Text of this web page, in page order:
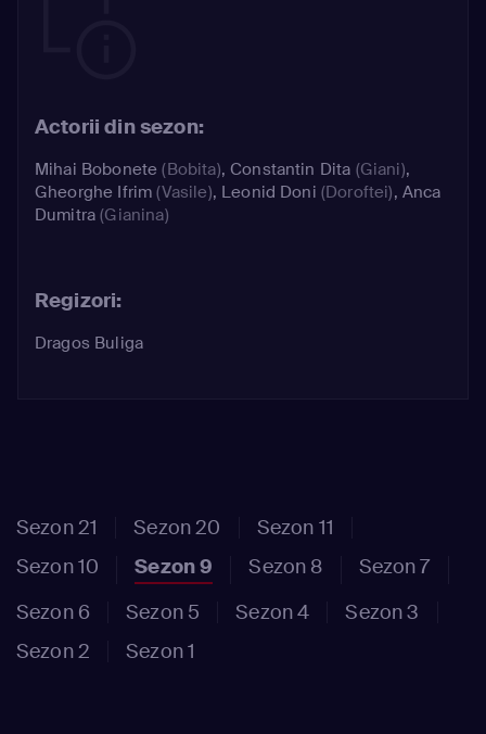
Actorii din sezon:
Mihai Bobonete (Bobita),Constantin Dita (Giani),
Gheorghe Ifrim (Vasile), Leonid Doni (Doroftei), Anca
Dumitra (Gianina)
Regizori:
Dragos Buliga
Sezon 21 Sezon 20
Sezon 11
Sezon 10
Sezon 9 Sezon 8
Sezon 7
Sezon 6
Sezon 5 Sezon 4
Sezon 3
Sezon 2
Sezon 1